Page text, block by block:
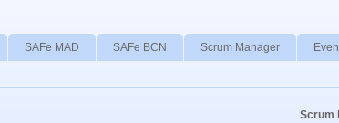
SAFe MAD SAFe BCN Scrum Manager
Scrum